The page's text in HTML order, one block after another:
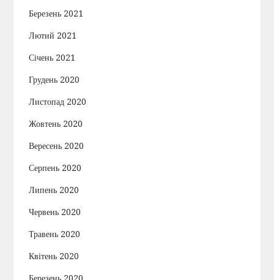
Березень 2021
Лютий 2021
Січень 2021
Грудень 2020
Листопад 2020
Жовтень 2020
Вересень 2020
Серпень 2020
Липень 2020
Червень 2020
Травень 2020
Квітень 2020
Березень 2020